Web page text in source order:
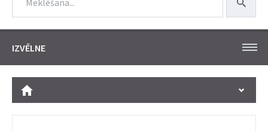
IZVĒLNE